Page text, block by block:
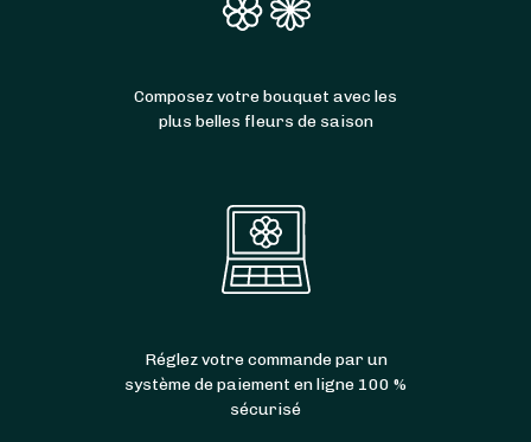
Composez votre bouquet avec les
plus belles fleurs de saison
Réglez votre commande par un
système de paiement en ligne 100 %
sécurisé